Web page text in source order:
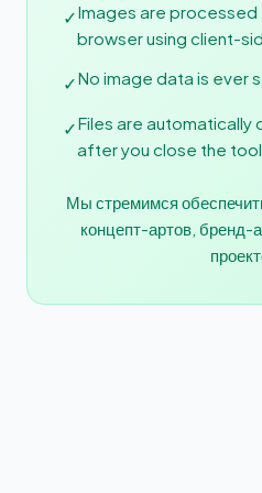
✓Images are processed
browser using client-
✓No image data is ever
✓Files are
after you close the tool
Мы стремимся
концепт-артов, бренд-